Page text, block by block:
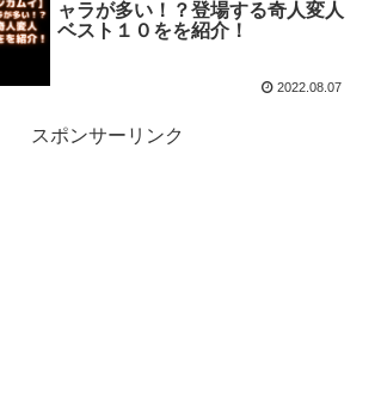
ャラが多い！？登場する奇人変人
ベスト１０をを紹介！
2022.08.07
スポンサーリンク